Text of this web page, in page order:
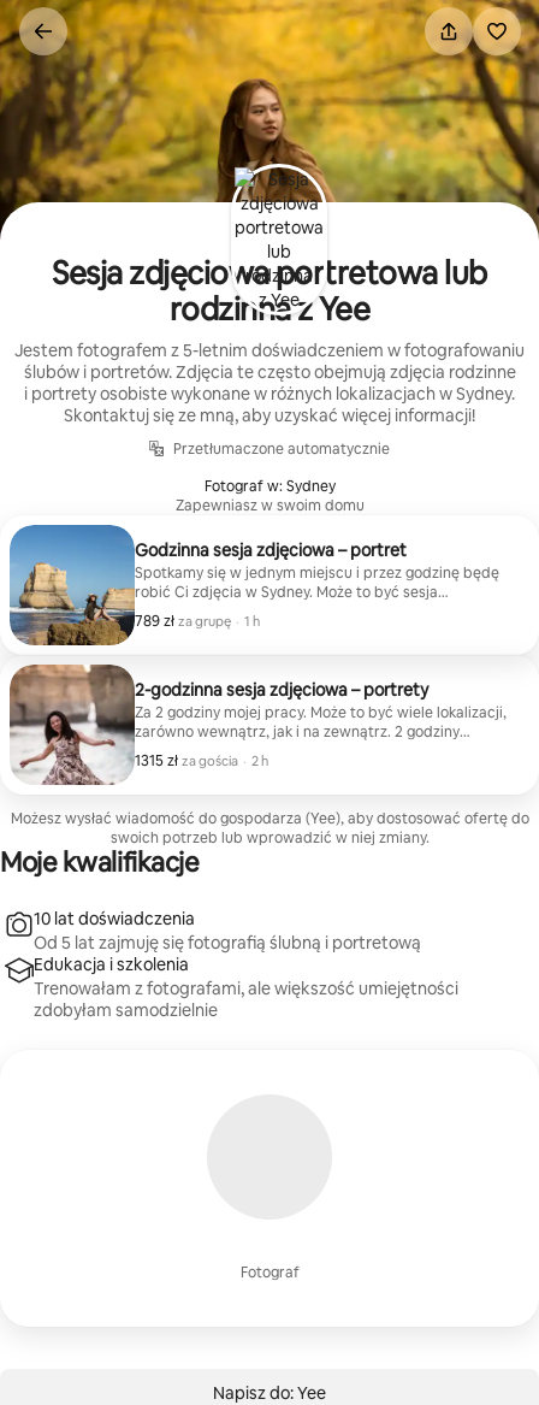
Przejdź
do
treści
Sesja zdjęciowa portretowa lub
rodzinna z Yee
Jestem fotografem z 5-letnim doświadczeniem w fotografowaniu
ślubów i portretów. Zdjęcia te często obejmują zdjęcia rodzinne
i portrety osobiste wykonane w różnych lokalizacjach w Sydney.
Skontaktuj się ze mną, aby uzyskać więcej informacji!
Przetłumaczone automatycznie
Fotograf w: Sydney
Zapewniasz w swoim domu
Godzinna sesja zdjęciowa – portret
Spotkamy się w jednym miejscu i przez godzinę będę
robić Ci zdjęcia w Sydney. Może to być sesja
portretowa dla jednej osoby lub rodziny albo sesja
w lokalizacji takiej jak Circular Quay. Z przyjemnością
przyjaciół lub rodziny Świąteczna sesja zdjęciowa
w lokalizacji takiej jak Opera
789 zł za grupę
789 zł za grupę
, · 1 h
2-godzinna sesja zdjęciowa – portrety
Za 2 godziny mojej pracy. Może to być wiele lokalizacji,
zarówno wewnątrz, jak i na zewnątrz. 2 godziny
obejmują czas dojazdu. Wszystkie zdjęcia zostaną
zwrócone bez edycji.
1315 zł za gościa
1315 zł za gościa
, · 2 h
Możesz wysłać wiadomość do gospodarza (Yee), aby dostosować ofertę do
swoich potrzeb lub wprowadzić w niej zmiany.
Moje kwalifikacje
Fotograf
10 lat doświadczenia
Od 5 lat zajmuję się fotografią ślubną i portretową
Edukacja i szkolenia
Trenowałam z fotografami, ale większość umiejętności
zdobyłam samodzielnie
Napisz do: Yee